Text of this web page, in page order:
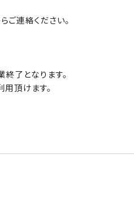
連絡ください。
了となります。
頂けます。